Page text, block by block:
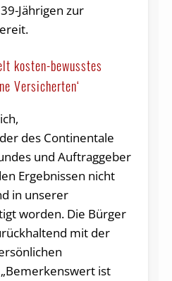
Jährigen zur
kosten-bewusstes
Versicherten‘
des Continentale
und Auftraggeber
Ergebnissen nicht
in unserer
worden. Die Bürger
mit der
ist